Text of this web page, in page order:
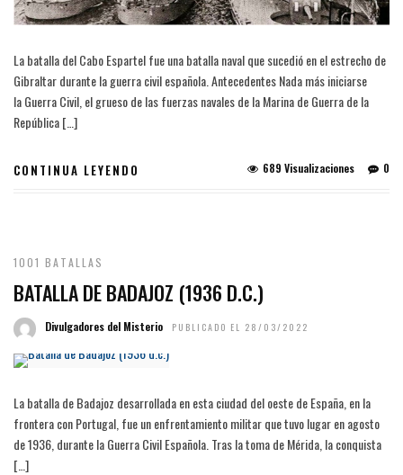
La batalla del Cabo Espartel fue una batalla naval que sucedió en el estrecho de
Gibraltar durante la guerra civil española. Antecedentes Nada más iniciarse
la Guerra Civil, el grueso de las fuerzas navales de la Marina de Guerra de la
República […]
CONTINUA LEYENDO 0
689 Visualizaciones
1001 BATALLAS
BATALLA DE BADAJOZ (1936 D.C.)
Divulgadores del Misterio PUBLICADO EL 28/03/2022
La batalla de Badajoz desarrollada en esta ciudad del oeste de España, en la
frontera con Portugal, fue un enfrentamiento militar que tuvo lugar en agosto
de 1936, durante la Guerra Civil Española. Tras la toma de Mérida, la conquista
[…]